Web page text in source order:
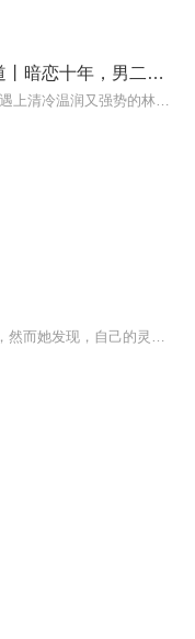
我有多爱你，时光它知道丨暗恋十年，男二要翻身